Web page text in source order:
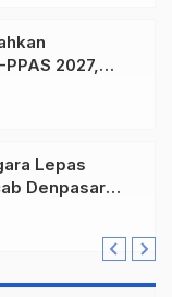
2027,
Lebih Dari
Lepas
Denpasar
XII